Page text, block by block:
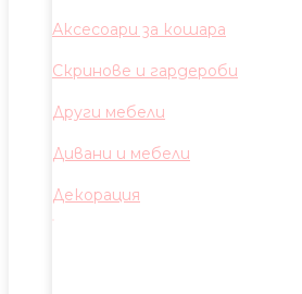
Аксесоари за кошара
Скринове и гардероби
Други мебели
Дивани и мебели
Декорация